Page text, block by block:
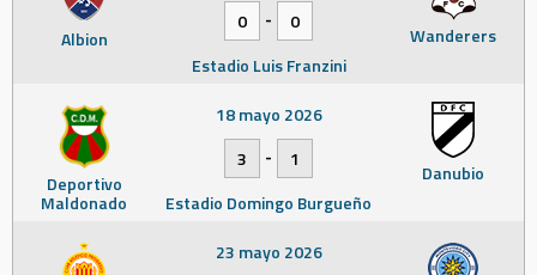
Albion Wanderers
0
-
0
Estadio Luis Franzini
Deportivo
Maldonado
Danubio
18 mayo 2026
3
-
1
Estadio Domingo Burgueño
23 mayo 2026